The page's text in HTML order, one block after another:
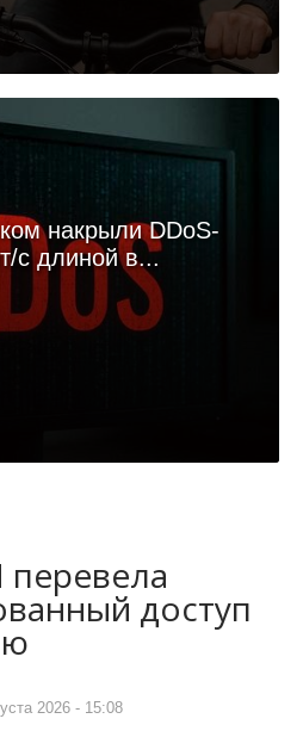
накрыли DDoS-
с длиной в...
перевела
доступ
2026 - 15:08